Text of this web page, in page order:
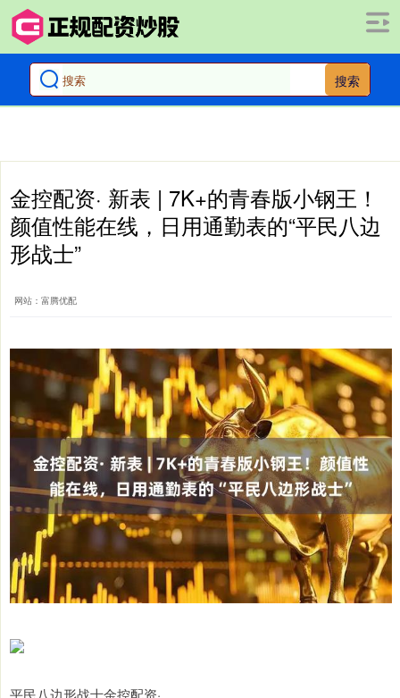
搜索
金控配资· 新表 | 7K+的青春版小钢王！
颜值性能在线，日用通勤表的“平民八边
形战士”
网站：富腾优配